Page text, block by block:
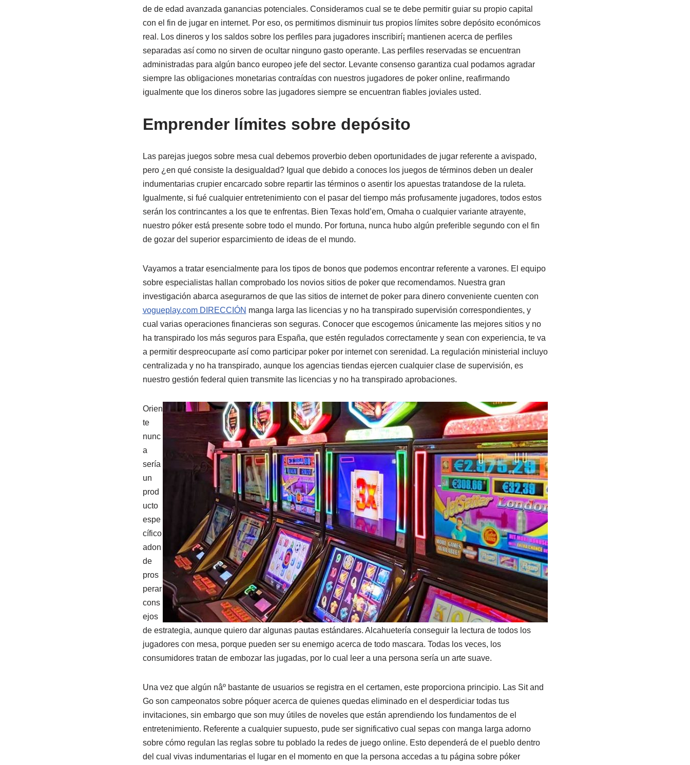
de de edad avanzada ganancias potenciales. Consideramos cual se te debe permitir guiar su propio capital
con el fin de jugar en internet. Por eso, os permitimos disminuir tus propios límites sobre depósito económicos
real. Los dineros y los saldos sobre los perfiles para jugadores inscribirí¡ mantienen acerca de perfiles
separadas así­ como no sirven de ocultar ninguno gasto operante. Las perfiles reservadas se encuentran
administradas para algún banco europeo jefe del sector. Levante consenso garantiza cual podamos agradar
siempre las obligaciones monetarias contraídas con nuestros jugadores de poker online, reafirmando
igualmente que los dineros sobre las jugadores siempre se encuentran fiables joviales usted.
Emprender límites sobre depósito
Las parejas juegos sobre mesa cual debemos proverbio deben oportunidades de jugar referente a avispado,
pero ¿en qué consiste la desigualdad? Igual que debido a conoces los juegos de términos deben un dealer
indumentarias crupier encarcado sobre repartir las términos o asentir los apuestas tratandose de la ruleta.
Igualmente, si fué cualquier entretenimiento con el pasar del tiempo más profusamente jugadores, todos estos
serán los contrincantes a los que te enfrentas. Bien Texas hold’em, Omaha o cualquier variante atrayente,
nuestro póker está presente sobre todo el mundo. Por fortuna, nunca hubo algún preferible segundo con el fin
de gozar del superior esparcimiento de ideas de el mundo.
Vayamos a tratar esencialmente para los tipos de bonos que podemos encontrar referente a varones. El equipo
sobre especialistas hallan comprobado los novios sitios de poker que recomendamos. Nuestra gran
investigación abarca asegurarnos de que las sitios de internet de poker para dinero conveniente cuenten con
vogueplay.com DIRECCIÓN manga larga las licencias y no ha transpirado supervisión correspondientes, y
cual varias operaciones financieras son seguras. Conocer que escogemos únicamente las mejores sitios y no
ha transpirado los más seguros para España, que estén regulados correctamente y sean con experiencia, te va
a permitir despreocuparte así­ como participar poker por internet con serenidad. La regulación ministerial incluyo
centralizada y no ha transpirado, aunque los agencias tiendas ejercen cualquier clase de supervisión, es
nuestro gestión federal quien transmite las licencias y no ha transpirado aprobaciones.
Orien
te
nunc
a
serí­a
un
prod
ucto
espe
cífico
adon
de
pros
perar
cons
ejos
de estrategia, aunque quiero dar algunas pautas estándares. Alcahuetería conseguir la lectura de todos los
jugadores con mesa, porque pueden ser su enemigo acerca de todo mascara. Todas los veces, los
consumidores tratan de embozar las jugadas, por lo cual leer a una persona serí­a un arte suave.
Una vez que algún nâº bastante de usuarios se registra en el certamen, este proporciona principio. Las Sit and
Go son campeonatos sobre póquer acerca de quienes quedas eliminado en el desperdiciar todas tus
invitaciones, sin embargo que son muy útiles de noveles que están aprendiendo los fundamentos de el
entretenimiento. Referente a cualquier supuesto, pude ser significativo cual sepas con manga larga adorno
sobre cómo regulan las reglas sobre tu poblado la redes de juego online. Esto dependerá de el pueblo dentro
del cual vivas indumentarias el lugar en el momento en que la persona accedas a tu página sobre póker